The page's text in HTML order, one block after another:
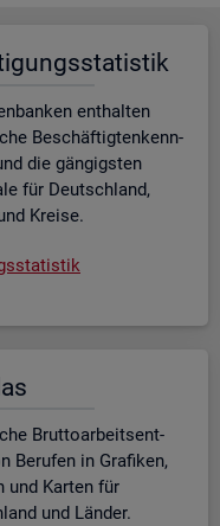
ent­hal­ten
Be­schäf­tig­ten­kenn­
die gän­gigs­ten
für Deutsch­land,
Krei­se.
Brut­to­ar­beits­ent­
Be­ru­fen in Gra­fi­ken,
und Kar­ten für
und Län­der.